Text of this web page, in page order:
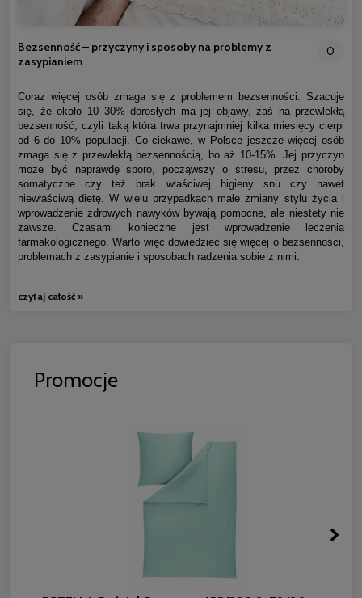
Bezsenność – przyczyny i sposoby na problemy z
zasypianiem
0
Coraz więcej osób zmaga się z problemem bezsenności. Szacuje
się, że około 10–30% dorosłych ma jej objawy, zaś na przewlekłą
bezsenność, czyli taką która trwa przynajmniej kilka miesięcy cierpi
od 6 do 10% populacji. Co ciekawe, w Polsce jeszcze więcej osób
zmaga się z przewlekłą bezsennością, bo aż 10-15%. Jej przyczyn
może być naprawdę sporo, począwszy o stresu, przez choroby
somatyczne czy też brak właściwej higieny snu czy nawet
niewłaściwą dietę. W wielu przypadkach małe zmiany stylu życia i
wprowadzenie zdrowych nawyków bywają pomocne, ale niestety nie
zawsze. Czasami konieczne jest wprowadzenie leczenia
farmakologicznego. Warto więc dowiedzieć się więcej o bezsenności,
problemach z zasypianie i sposobach radzenia sobie z nimi.
czytaj całość »
Promocje